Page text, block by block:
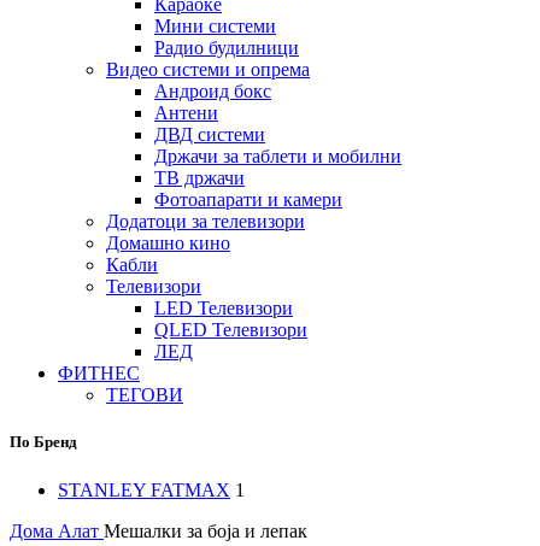
Караоке
Мини системи
Радио будилници
Видео системи и опрема
Андроид бокс
Антени
ДВД системи
Држачи за таблети и мобилни
ТВ држачи
Фотоапарати и камери
Додатоци за телевизори
Домашно кино
Кабли
Телевизори
LED Телевизори
QLED Телевизори
ЛЕД
ФИТНЕС
ТЕГОВИ
По Бренд
STANLEY FATMAX 1
Дома Алат Мешалки за боја и лепак